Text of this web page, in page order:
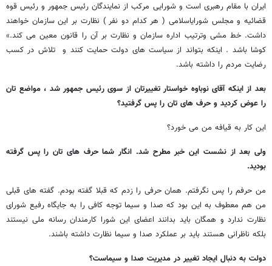
ایران‏ با مقام‏ رهبری‏ است‏ و شورایی‏ مرکب‏ از نمایندگان‏ رئیس‏ جمهور و رئیس‏ قوه‏
قضائیه‏ و مجلس‏ شورای‏اسلامی‏ ( هر کدام‏ دو نفر ) نظارت‏ بر این‏ سازمان‏ خواهند
داشت‏. خط مشی‏ وترتیب‏ اداره‏ سازمان‏ و نظارت‏ بر آن‏ را قانون‏ معین‏ می‏ کند.»
کوشا باشد . اینکه بتواند از سیاست های دولت حمایت کنند و تلاش در کسب
رضایت مردم را داشته باشد.
بعد از اینکه آقای نوباوه خواستار تغییرتان از سوی رئیس جمهور شد ، مواضع تان
را عوض کردید و حرف های تان را پس گرفتید؟
این کار به قیافه من می خورد؟
ولی بعد از نشست این خبر مطرح شد. انگار شما حرف های تان را پس گرفته
بودید.
من حرفم را پس نگرفتم. همان حرفی را زدم که قبلا گفته بودم. گفته های قبلی
من هم معطوف به این بود که صدا و سیما توجه کافی را به جایگاه رفیع شورای
نظارت ندارد و همگان باید بدانند اعضای این شورا کارمندان رسانه ملی نیستند
بلکه ناظرانی هستند باید بر عملکرد صدا و سیما نظارت داشته باشند.
دولت به دنبال ایجاد تغییر در مدیریت صدا و سیماست؟